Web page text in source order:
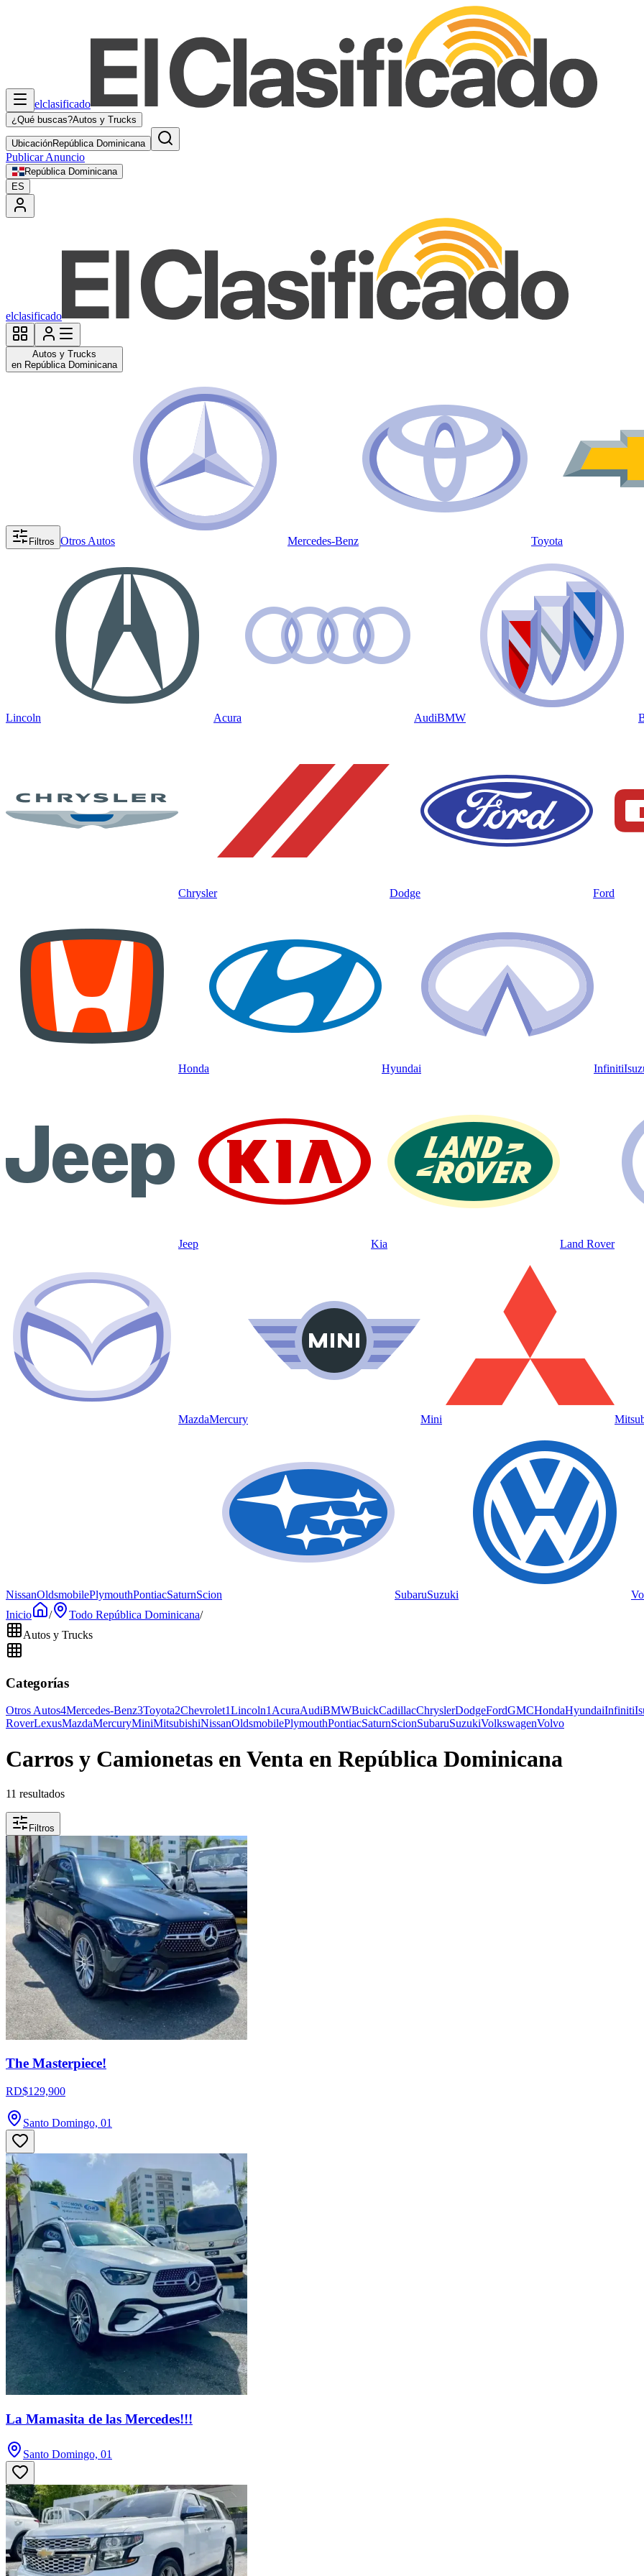
elclasificado
¿Qué buscas?Autos y Trucks
UbicaciónRepública Dominicana
Publicar Anuncio
República Dominicana
ES
elclasificado
Autos y Trucks
en República Dominicana
Filtros Otros Autos Mercedes-Benz Toyota
Lincoln Acura AudiBMW
Chrysler Dodge Ford
Honda Hyundai Infiniti
Jeep Kia Land Rover
MazdaMercury Mini
NissanOldsmobilePlymouthPontiacSaturnScion SubaruSuzuki
Inicio
/ Todo República Dominicana/
Autos y Trucks
Categorías
Otros Autos4Mercedes-Benz3Toyota2Chevrolet1Lincoln1AcuraAudiBMWBuickCadillacChryslerDodgeFordGMCHondaHyundaiInfiniti
RoverLexusMazdaMercuryMiniMitsubishiNissanOldsmobilePlymouthPontiacSaturnScionSubaruSuzukiVolkswagenVolvo
Carros y Camionetas en Venta en República Dominicana
11 resultados
Filtros
The Masterpiece!
RD$129,900
Santo Domingo, 01
La Mamasita de las Mercedes!!!
Santo Domingo, 01